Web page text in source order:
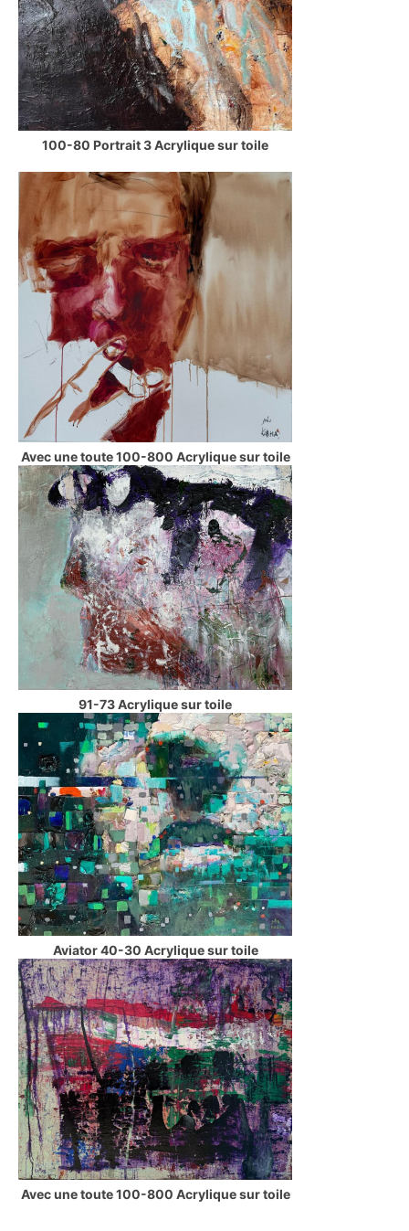
100-80 Portrait 3 Acrylique sur toile
Avec une toute 100-800 Acrylique sur toile
91-73 Acrylique sur toile
Aviator 40-30 Acrylique sur toile
Avec une toute 100-800 Acrylique sur toile